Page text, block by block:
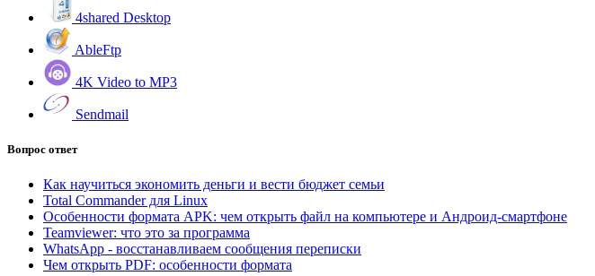
4shared Desktop
AbleFtp
4K Video to MP3
Sendmail
Вопрос ответ
Как научиться экономить деньги и вести бюджет семьи
Total Commander для Linux
Особенности формата APK: чем открыть файл на компьютере и Андроид-смартфоне
Teamviewer: что это за программа
WhatsApp - восстанавливаем сообщения переписки
Чем открыть PDF: особенности формата